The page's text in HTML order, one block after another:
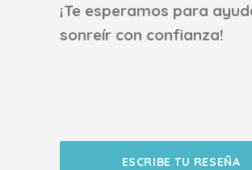
¡Te esperamos para
sonreír con confianza!
ESCRIBE TU RESEÑA